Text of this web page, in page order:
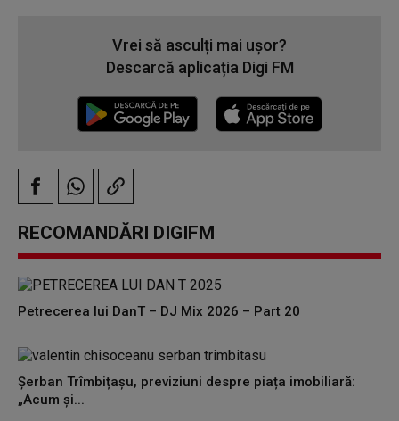
Vrei să asculți mai ușor?
Descarcă aplicația Digi FM
RECOMANDĂRI DIGIFM
Petrecerea lui DanT – DJ Mix 2026 – Part 20
Șerban Trîmbițașu, previziuni despre piața imobiliară:
„Acum și...